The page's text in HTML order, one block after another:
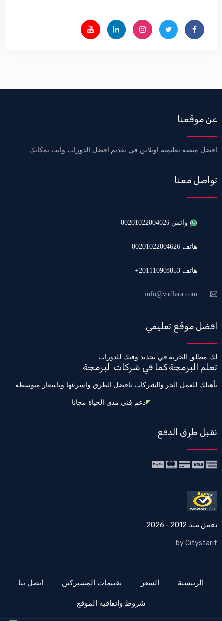
عن موقعنا
افضل منصة تعليمية اونلاين في تقديم افضل الدورات وانت بمكانك
تواصل معنا
واتس 00201022004626
هاتف 00201022004626
هاتف 201110908853+
info@vodlara.com
افضل موقع تعليمي
لك مطلق الحرية في تحديد وقتك للدورات
تعلم البرمجة كما في شركات البرمجة
تأهيلك للعمل الحر والشركات بافضل الطرق واسرعها وباسعار متوسطة
دعم فني مدي الحياة مجانا
نقبل طرق الدفع
نعمل منذ 2012 - 2026
by Citystarit
الرئيسية السعر تقييمات المشتركين اتصل بنا
شروط واتفاقية الموقع